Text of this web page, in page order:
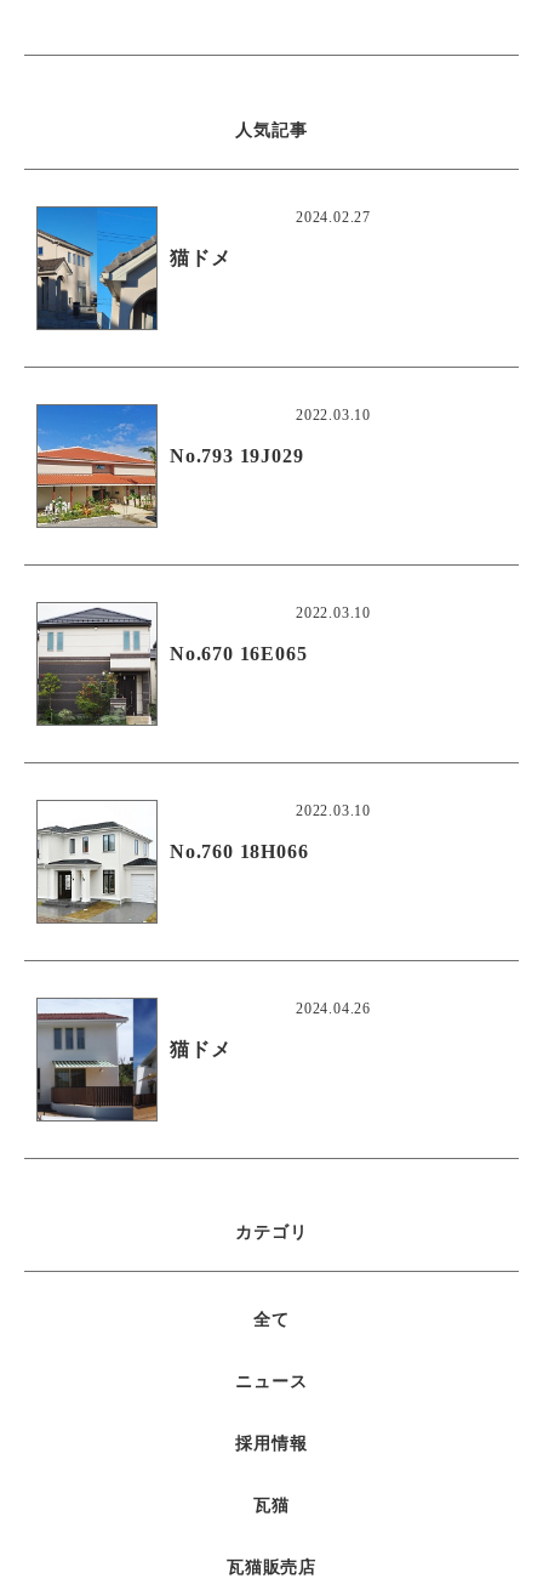
人気記事
2024.02.27
猫ドメ
2022.03.10
No.793 19J029
2022.03.10
No.670 16E065
2022.03.10
No.760 18H066
2024.04.26
猫ドメ
カテゴリ
全て
ニュース
採用情報
瓦猫
瓦猫販売店